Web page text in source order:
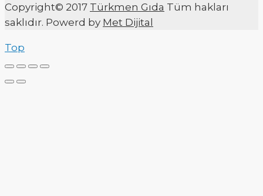
Copyright© 2017 Türkmen Gıda Tüm hakları
saklıdır. Powerd by Met Dijital
Top